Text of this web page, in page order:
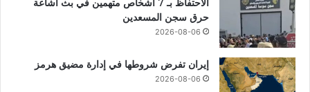
الاحتفاظ بـ 7 أشخاص متهمين في بث اشاعة
حرق سجن المسعدين
2026-08-06
إيران تفرض شروطها في إدارة مضيق هرمز
2026-08-06